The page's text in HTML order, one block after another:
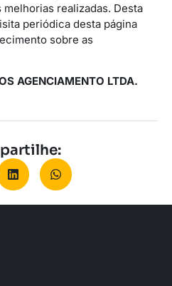
realizadas. Desta
periódica desta página
sobre as
AGENCIAMENTO LTDA.